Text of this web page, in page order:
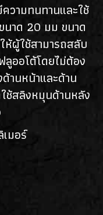
วามทนทานและใช้
นาด 20 มม ขนาด
ผู้ใช้สามารถสลับ
ลูออโต้โดยไม่ต้อง
านหน้าและด้าน
ช้สลิงหมุนด้านหลัง
มอร์